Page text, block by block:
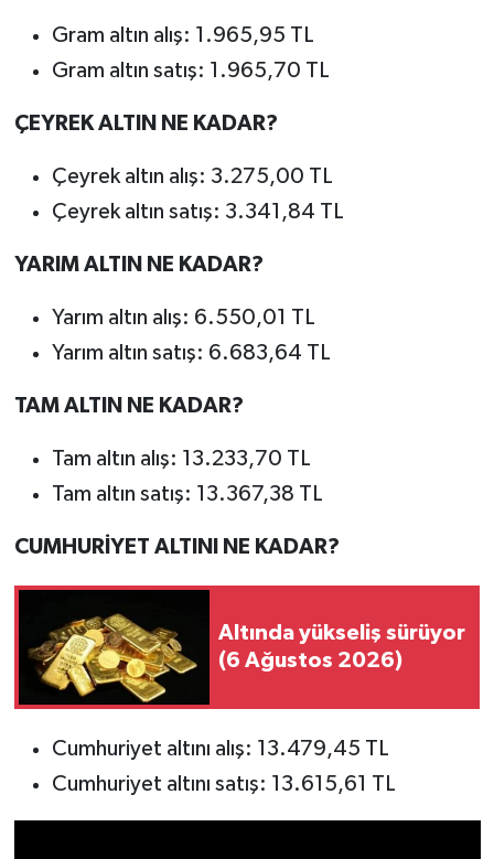
Gram altın alış: 1.965,95 TL
Gram altın satış: 1.965,70 TL
ÇEYREK ALTIN NE KADAR?
Çeyrek altın alış: 3.275,00 TL
Çeyrek altın satış: 3.341,84 TL
YARIM ALTIN NE KADAR?
Yarım altın alış: 6.550,01 TL
Yarım altın satış: 6.683,64 TL
TAM ALTIN NE KADAR?
Tam altın alış: 13.233,70 TL
Tam altın satış: 13.367,38 TL
CUMHURİYET ALTINI NE KADAR?
Altında yükseliş sürüyor
(6 Ağustos 2026)
Cumhuriyet altını alış: 13.479,45 TL
Cumhuriyet altını satış: 13.615,61 TL
SAĞLIK
SPOR
TEKNOLOJİ
YAŞAM
AFYONKARAHİSAR
AYDIN
İZMİR
KÜTAHYA
MANİSA
MUĞLA